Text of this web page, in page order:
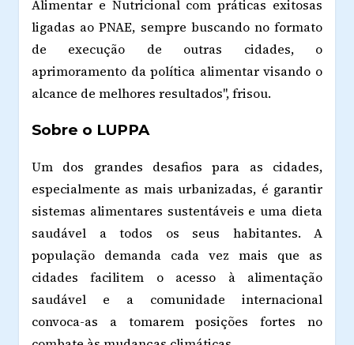
Alimentar e Nutricional com práticas exitosas
ligadas ao PNAE, sempre buscando no formato
de execução de outras cidades, o
aprimoramento da política alimentar visando o
alcance de melhores resultados", frisou.
Sobre o LUPPA
Um dos grandes desafios para as cidades,
especialmente as mais urbanizadas, é garantir
sistemas alimentares sustentáveis e uma dieta
saudável a todos os seus habitantes. A
população demanda cada vez mais que as
cidades facilitem o acesso à alimentação
saudável e a comunidade internacional
convoca-as a tomarem posições fortes no